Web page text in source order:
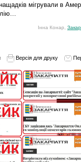
мігрували в
Інна Конар,
Версія для друку